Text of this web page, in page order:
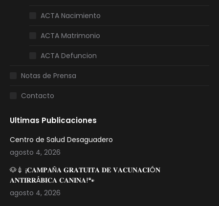
ACTA Nacimiento
ACTA Matrimonio
ACTA Defuncion
Notas de Prensa
Contacto
Ultimas Publicaciones
Centro de Salud Desaguadero
agosto 4, 2026
🐶💉 ¡𝐂𝐀𝐌𝐏𝐀Ñ𝐀 𝐆𝐑𝐀𝐓𝐔𝐈𝐓𝐀 𝐃𝐄 𝐕𝐀𝐂𝐔𝐍𝐀𝐂𝐈Ó𝐍
𝐀𝐍𝐓𝐈𝐑𝐑Á𝐁𝐈𝐂𝐀 𝐂𝐀𝐍𝐈𝐍𝐀!🐾
agosto 4, 2026